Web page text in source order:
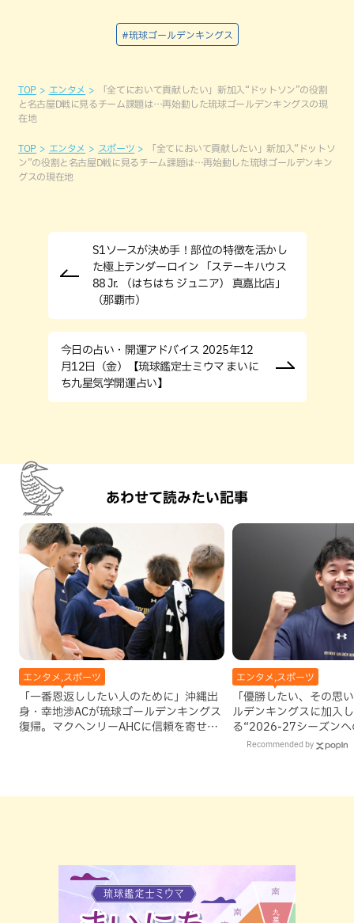
#琉球ゴールデンキングス
TOP エンタメ
「全てにおいて貢献したい」新加入“ドットソン”の役割
と名古屋D戦に見るチーム課題は…再始動した琉球ゴールデンキングスの現
在地
TOP エンタメ スポーツ
「全てにおいて貢献したい」新加入“ドットソ
ン”の役割と名古屋D戦に見るチーム課題は…再始動した琉球ゴールデンキン
グスの現在地
S1ソースが決め手！部位の特徴を活かし
た極上テンダーロイン 「ステーキハウス
88 Jr. （はちはち ジュニア） 真嘉比店」
（那覇市）
今日の占い・開運アドバイス 2025年12
月12日（金）【琉球鑑定士ミウマ まいに
ち九星気学開運占い】
あわせて読みたい記事
エンタメ,スポーツ
「一番恩返ししたい人のために」沖縄出
身・幸地渉ACが琉球ゴールデンキングス
復帰。マクヘンリーAHCに信頼を寄せる
エンタメ,スポーツ
「優勝したい、その思
ルデンキングスに加入
る“2026-27シーズンへ
Recommended by